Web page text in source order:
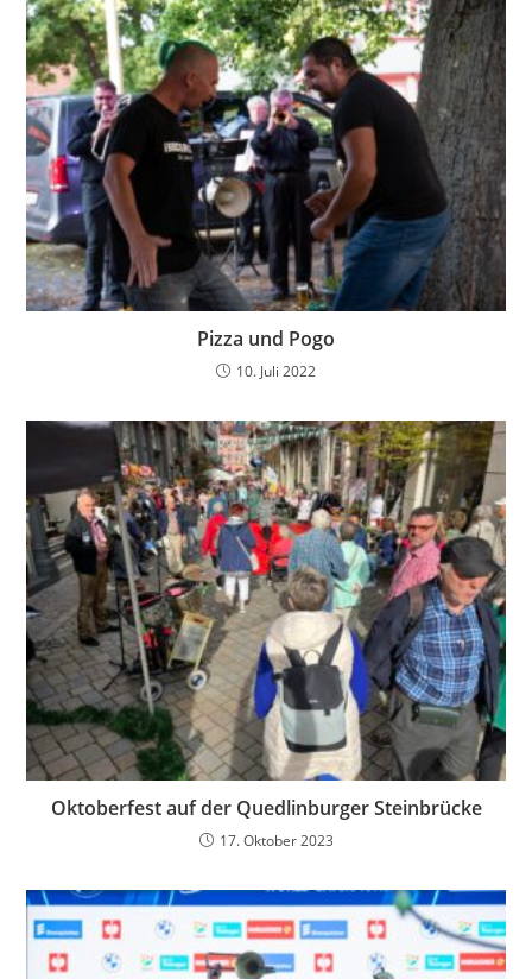
Pizza und Pogo
10. Juli 2022
Oktoberfest auf der Quedlinburger Steinbrücke
17. Oktober 2023